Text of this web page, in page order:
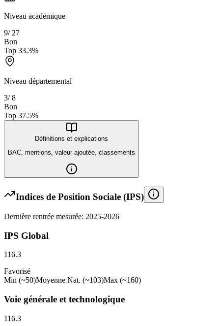
Niveau académique
9/ 27
Bon
Top 33.3%
Niveau départemental
3/8
Bon
Top 37.5%
Définitions et explications
BAC, mentions, valeur ajoutée, classements
Indices de Position Sociale (IPS)
Dernière rentrée mesurée: 2025-2026
IPS Global
116.3
Favorisé
Min (~50)Moyenne Nat. (~103)Max (~160)
Voie générale et technologique
116.3